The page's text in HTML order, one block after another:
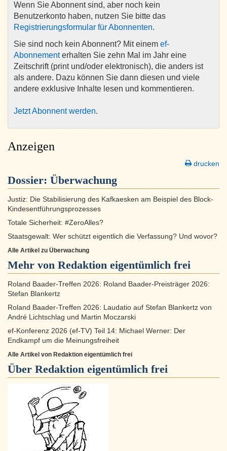
Wenn Sie Abonnent sind, aber noch kein
Benutzerkonto haben, nutzen Sie bitte das
Registrierungsformular für Abonnenten.
Sie sind noch kein Abonnent? Mit einem ef-
Abonnementerhalten Sie zehn Mal im Jahr eine
Zeitschrift (print und/oder elektronisch), die anders ist
als andere. Dazu können Sie dann diesen und viele
andere exklusive Inhalte lesen und kommentieren.
Jetzt Abonnent werden.
Anzeigen
drucken
Dossier: Überwachung
Justiz: Die Stabilisierung des Kafkaesken am Beispiel des Block-
Kindesentführungsprozesses
Totale Sicherheit: #ZeroAlles?
Staatsgewalt: Wer schützt eigentlich die Verfassung? Und wovor?
Alle Artikel zu Überwachung
Mehr von Redaktion eigentümlich frei
Roland Baader-Treffen 2026: Roland Baader-Preisträger 2026:
Stefan Blankertz
Roland Baader-Treffen 2026: Laudatio auf Stefan Blankertz von
André Lichtschlag und Martin Moczarski
ef-Konferenz 2026 (ef-TV) Teil 14: Michael Werner: Der
Endkampf um die Meinungsfreiheit
Alle Artikel von Redaktion eigentümlich frei
Über Redaktion eigentümlich frei